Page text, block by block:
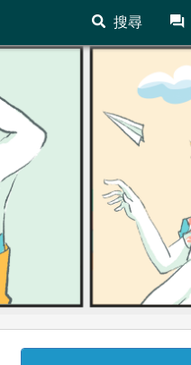
搜尋